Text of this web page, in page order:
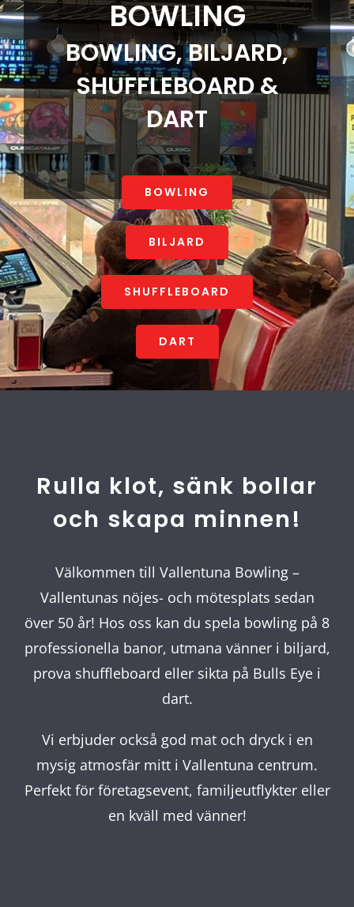
Nyheter
Info
Kontakt
BOWLING
BOWLING, BILJARD,
SHUFFLEBOARD &
DART
BOWLING
BILJARD
SHUFFLEBOARD
DART
Rulla klot, sänk bollar
och skapa minnen!
Välkommen till Vallentuna Bowling –
Vallentunas nöjes- och mötesplats sedan
över 50 år! Hos oss kan du spela bowling på 8
professionella banor, utmana vänner i biljard,
prova shuffleboard eller sikta på Bulls Eye i
dart.
Vi erbjuder också god mat och dryck i en
mysig atmosfär mitt i Vallentuna centrum.
Perfekt för företagsevent, familjeutflykter eller
en kväll med vänner!